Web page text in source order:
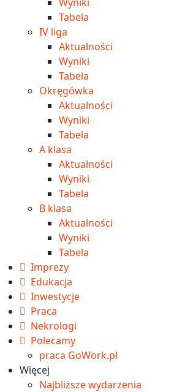
Tabela
IV liga
Aktualności
Wyniki
Tabela
Okręgówka
Aktualności
Wyniki
Tabela
A klasa
Aktualności
Wyniki
Tabela
B klasa
Aktualności
Wyniki
Tabela
Imprezy
Edukacja
Inwestycje
Praca
Nekrologi
Polecamy
praca GoWork.pl
Więcej
Najbliższe wydarzenia